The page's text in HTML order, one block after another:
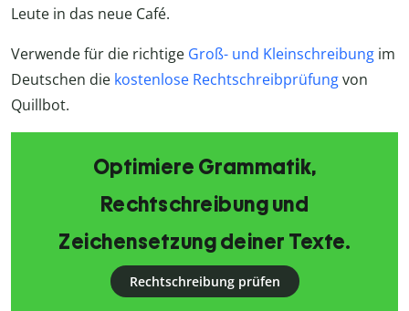
Leute in das neue Café.
Verwende für die richtige Groß- und Kleinschreibung im
Deutschen die kostenlose Rechtschreibprüfungvon
Quillbot.
Optimiere Grammatik,
Rechtschreibung und
Zeichensetzung deiner Texte.
Rechtschreibung prüfen